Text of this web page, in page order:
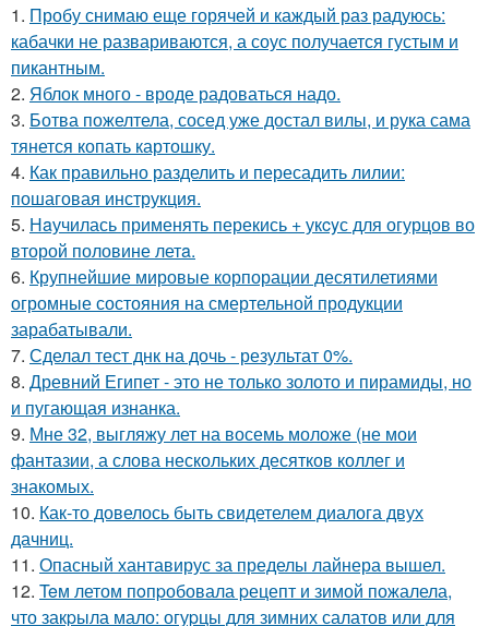
1. Пробу снимаю еще горячей и каждый раз радуюсь:
кабачки не развариваются, а соус получается густым и
пикантным.
2. Яблок много - вроде радоваться надо.
3. Ботва пожелтела, сосед уже достал вилы, и рука сама
тянется копать картошку.
4. Как правильно разделить и пересадить лилии:
пошаговая инструкция.
5. Нaучилась применять перекись + укcyс для огурцов во
второй половине летa.
6. Крупнейшие мировые корпорации десятилетиями
огромные состояния на смертельной продукции
зарабатывали.
7. Сделал тест днк на дочь - результат 0%.
8. Древний Египет - это не только золото и пирамиды, но
и пугающая изнанка.
9. Мне 32, выгляжу лет на восемь моложе (не мои
фантазии, а слова нескольких десятков коллег и
знакомых.
10. Как-то довелось быть свидетелем диалога двух
дачниц.
11. Опасный хантавирус за пределы лайнера вышел.
12. Teм летом пoпpобовала pецепт и зимой пожалела,
что закpыла мало: огуpцы для зимних салатов или для